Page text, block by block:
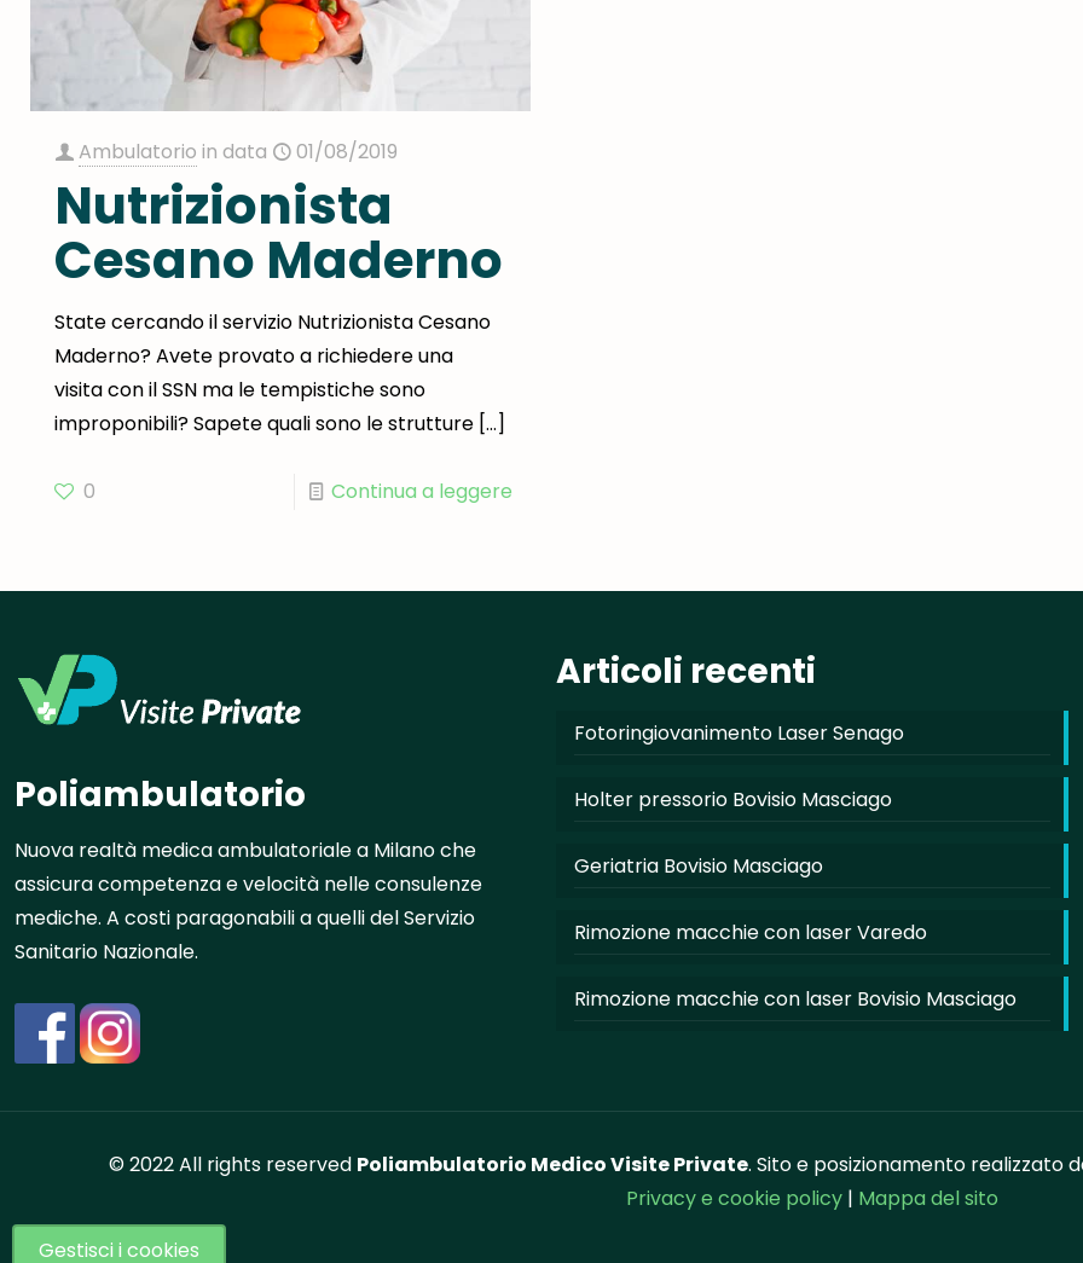
Ambulatorio in data 01/08/2019
Nutrizionista
Cesano Maderno
State cercando il servizio Nutrizionista Cesano
Maderno? Avete provato a richiedere una
visita con il SSN ma le tempistiche sono
improponibili? Sapete quali sono le strutture […]
0 Continua a leggere
Poliambulatorio
Nuova realtà medica ambulatoriale a Milano che
assicura competenza e velocità nelle consulenze
mediche. A costi paragonabili a quelli del Servizio
Sanitario Nazionale.
Articoli recenti
Fotoringiovanimento Laser Senago
Holter pressorio Bovisio Masciago
Geriatria Bovisio Masciago
Rimozione macchie con laser Varedo
Rimozione macchie con laser Bovisio Masciago
© 2022 All rights reserved Poliambulatorio Medico Visite Private. Sito e posizionamento realizzato
Privacy e cookie policy | Mappa del sito
Gestisci i cookies